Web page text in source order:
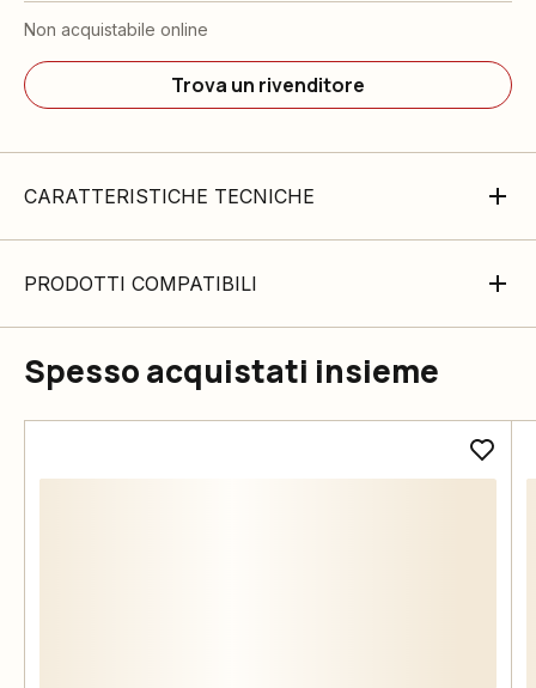
Non acquistabile online
Trova un rivenditore
CARATTERISTICHE TECNICHE
PRODOTTI COMPATIBILI
Spesso acquistati insieme